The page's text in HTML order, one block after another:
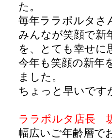
た。
毎年ララポルタさ
みんなが笑顔で新
を、とても幸せに
今年も笑顔の新年
ました。
ちょっと早いです
ララポルタ店長
幅広いご年齢層で